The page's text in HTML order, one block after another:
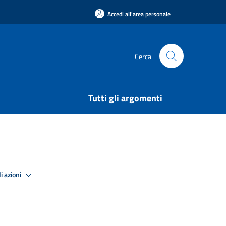
Accedi all'area personale
Cerca
Tutti gli argomenti
azioni